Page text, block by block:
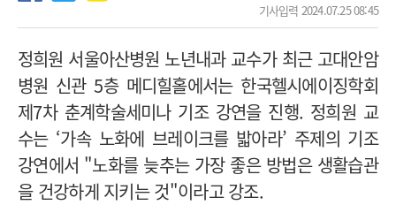
기사입력 2024.07.25 08:45
정희원 서울아산병원 노년내과 교수가 최근 고대안암
병원 신관 5층 메디힐홀에서는 한국헬시에이징학회
제7차 춘계학술세미나 기조 강연을 진행. 정희원 교
수는 ‘가속 노화에 브레이크를 밟아라’ 주제의 기조
강연에서 "노화를 늦추는 가장 좋은 방법은 생활습관
을 건강하게 지키는 것"이라고 강조.